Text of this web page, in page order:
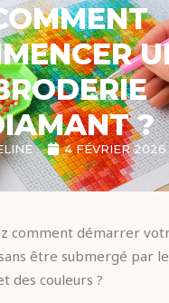
?
4 FÉVRIER 2026
comment démarrer
être submergé par
des couleurs ?